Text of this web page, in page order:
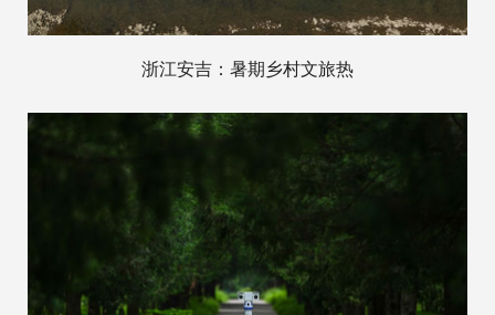
浙江安吉：暑期乡村文旅热